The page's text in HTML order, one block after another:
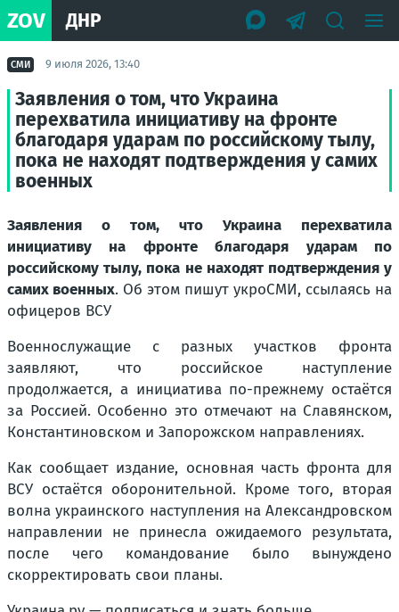
ZOV ДНР
СМИ 9 июля 2026, 13:40
Заявления о том, что Украина
перехватила инициативу на фронте
благодаря ударам по российскому тылу,
пока не находят подтверждения у самих
военных
Заявления о том, что Украина перехватила
инициативу на фронте благодаря ударам по
российскому тылу, пока не находят подтверждения у
самих военных. Об этом пишут укроСМИ, ссылаясь на
офицеров ВСУ
Военнослужащие с разных участков фронта
заявляют, что российское наступление
продолжается, а инициатива по-прежнему остаётся
за Россией. Особенно это отмечают на Славянском,
Константиновском и Запорожском направлениях.
Как сообщает издание, основная часть фронта для
ВСУ остаётся оборонительной. Кроме того, вторая
волна украинского наступления на Александровском
направлении не принесла ожидаемого результата,
после чего командование было вынуждено
скорректировать свои планы.